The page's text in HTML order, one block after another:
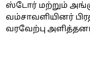
ஸ்டோர் மற்றும்
வம்சாவளியினர்
வரவேற்பு